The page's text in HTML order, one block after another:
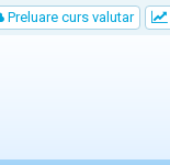
Preluare curs valutar